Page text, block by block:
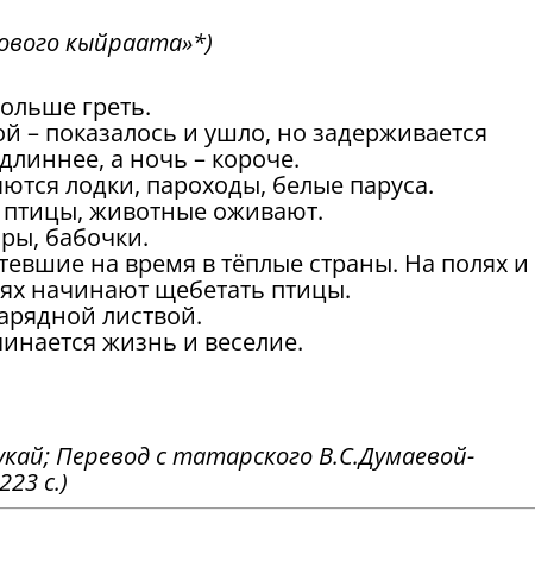
кыйраата»*)
греть.
– показалось и ушло, но задерживается
а ночь – короче.
лодки, пароходы, белые паруса.
животные оживают.
бабочки.
на время в тёплые страны. На полях и
начинают щебетать птицы.
листвой.
жизнь и веселие.
Перевод с татарского В.С.Думаевой-
с.)